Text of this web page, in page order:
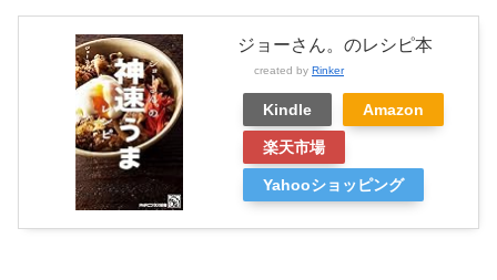
ジョーさん。のレシピ本
created by Rinker
Kindle Amazon
楽天市場
Yahooショッピング